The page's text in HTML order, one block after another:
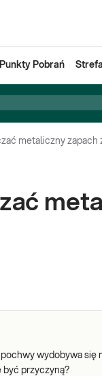
Punkty Pobrań
metaliczny zapach
wydobywa
być przyczyną?